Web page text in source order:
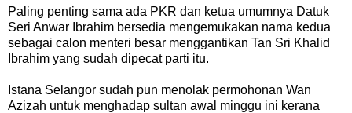
Paling penting sama ada PKR dan ketua umumnya Datuk
Seri Anwar Ibrahim bersedia mengemukakan nama kedua
sebagai calon menteri besar menggantikan Tan Sri Khalid
Ibrahim yang sudah dipecat parti itu.
Istana Selangor sudah pun menolak permohonan Wan
Azizah untuk menghadap sultan awal minggu ini kerana